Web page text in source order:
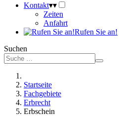
Kontakt▾▾
Zeiten
Anfahrt
Rufen Sie an!
Suchen
Startseite
Fachgebiete
Erbrecht
Erbschein